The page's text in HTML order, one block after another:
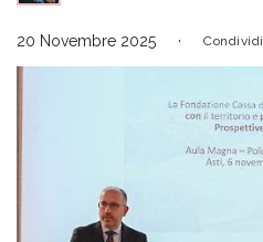
20 Novembre 2025 Condividi